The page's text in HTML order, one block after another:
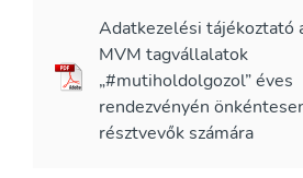
Adatkezelési tájékoztató
MVM tagvállalatok
„#mutiholdolgozol” éves
rendezvényén
résztvevők számára